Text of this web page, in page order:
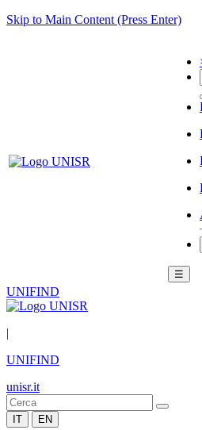
Skip to Main Content (Press Enter)
☰
UNIFIND
|
UNIFIND
unisr.it
IT EN